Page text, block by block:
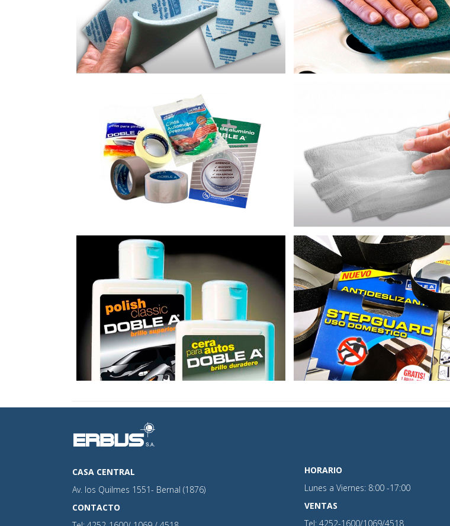
CINTAS GASA BARNIZADA
POLISH DOBLE A ROLLOS
CASA CENTRAL
Av. los Quilmes 1551- Bernal (1876)
CONTACTO
HORARIO
Lunes a Viernes: 8:00 -17:00
VENTAS
Tel: 4252-1600/1069/4518